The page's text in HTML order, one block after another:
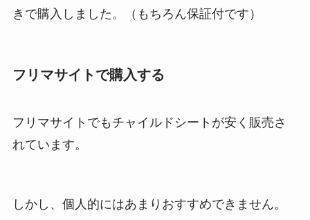
きで購入しました。（もちろん保証付です）
フリマサイトで購入する
フリマサイトでもチャイルドシートが安く販売さ
れています。
しかし、個人的にはあまりおすすめできません。